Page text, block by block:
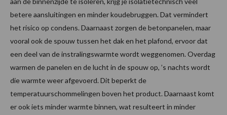
betere aansluitingen en minder koudebruggen. Dat vermindert
het risico op condens. Daarnaast zorgen de betonpanelen, maar
vooral ook de spouw tussen het dak en het plafond, ervoor dat
een deel van de instralingswarmte wordt weggenomen. Overdag
warmen de panelen en de lucht in de spouw op, ’s nachts wordt
die warmte weer afgevoerd. Dit beperkt de
temperatuurschommelingen boven het product. Daarnaast komt
er ook iets minder warmte binnen, wat resulteert in minder